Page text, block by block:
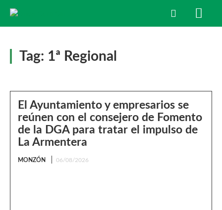
Tag: 1ª Regional
El Ayuntamiento y empresarios se
reúnen con el consejero de Fomento
de la DGA para tratar el impulso de
La Armentera
MONZÓN 06/08/2026